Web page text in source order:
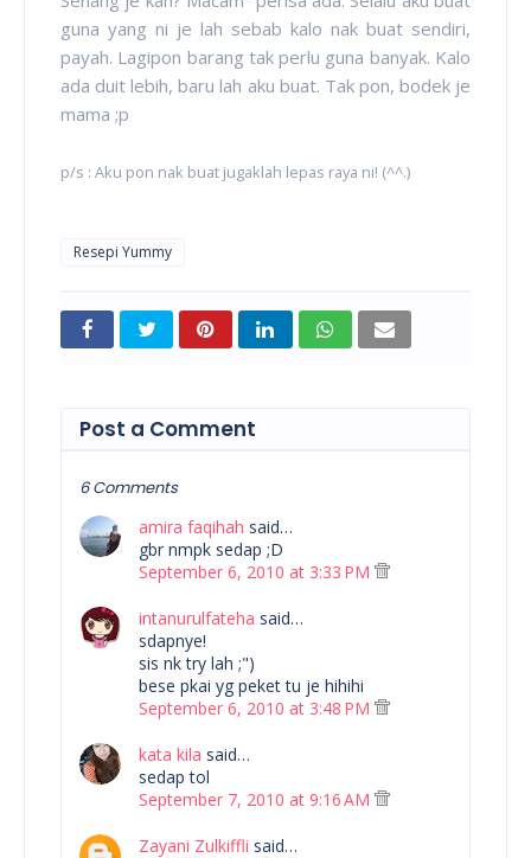
guna yang ni je lah sebab kalo nak buat sendiri,
payah. Lagipon barang tak perlu guna banyak. Kalo
ada duit lebih, baru lah aku buat. Tak pon, bodek je
mama ;p
p/s : Aku pon nak buat jugaklah lepas raya ni! (^^.)
Resepi Yummy
Post a Comment
6 Comments
amira faqihah said…
gbr nmpk sedap ;D
September 6, 2010 at 3:33 PM
intanurulfateha said…
sdapnye!
sis nk try lah ;")
bese pkai yg peket tu je hihihi
September 6, 2010 at 3:48 PM
kata kila said…
sedap tol
September 7, 2010 at 9:16 AM
Zayani Zulkiffli said…